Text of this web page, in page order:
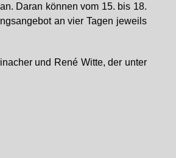
Daran können vom 15. bis 18.
an vier Tagen jeweils
und René Witte, der unter